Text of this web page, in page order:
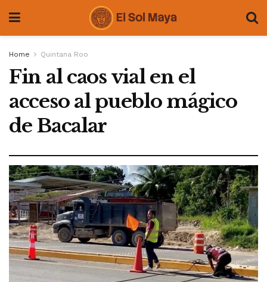
Home Quintana Roo
Fin al caos vial en el
acceso al pueblo mágico
de Bacalar